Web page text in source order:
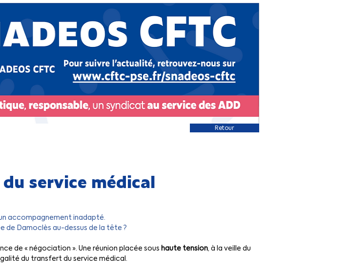
Retour
service médical
accompagnement inadapté.
de Damoclès au-dessus de la tête ?
de « négociation ». Une réunion placée sous haute tension, à la veille du
du transfert du service médical.